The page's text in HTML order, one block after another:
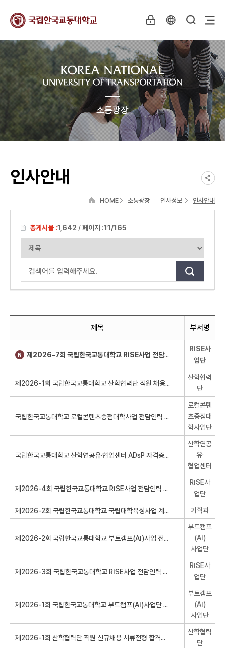
소통광장
인사안내
HOME 소통광장 인사정보 인사안내
총게시물 :1,642 /페이지 :11/165
제목 부서명
제2026-7회 국립한국교통대학교 RISE사업 전담인력 신규채용 공고
RISE사
업단
산학협력
단
로컬콘텐
츠중점대
학사업단
산학연공
유·
협업센터
RISE사
업단
기획과
부트캠프
(AI)
사업단
RISE사
업단
부트캠프
(AI)
사업단
산학협력
단